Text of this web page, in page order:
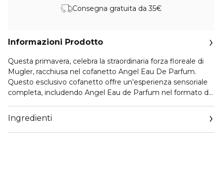
Consegna gratuita da 35€
Informazioni Prodotto
Questa primavera, celebra la straordinaria forza floreale di
Mugler, racchiusa nel cofanetto Angel Eau De Parfum.
Questo esclusivo cofanetto offre un'esperienza sensoriale
completa, includendo Angel Eau de Parfum nel formato da
doccia da 50ml per un rituale di bellezza avvolgente. La
fragranza Angel, icona fragranza caratterizzata dalla famiglia
olfattiva ambrata gourmand, si distingue per le sue note di
Ingredienti